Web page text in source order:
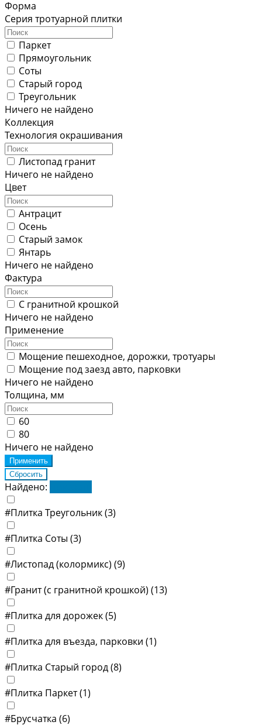
Форма
Серия тротуарной плитки
Паркет
Прямоугольник
Соты
Старый город
Треугольник
Ничего не найдено
Коллекция
Технология окрашивания
Листопад гранит
Ничего не найдено
Цвет
Антрацит
Осень
Старый замок
Янтарь
Ничего не найдено
Фактура
С гранитной крошкой
Ничего не найдено
Применение
Мощение пешеходное, дорожки, тротуары
Мощение под заезд авто, парковки
Ничего не найдено
Толщина, мм
60
80
Ничего не найдено
Найдено:
#Плитка Треугольник(3)
#Плитка Соты (3)
#Листопад (колормикс) (9)
#Гранит (с гранитной крошкой) (13)
#Плитка для дорожек(5)
#Плитка для въезда, парковки (1)
#Плитка Старый город(8)
#Плитка Паркет(1)
#Брусчатка (6)